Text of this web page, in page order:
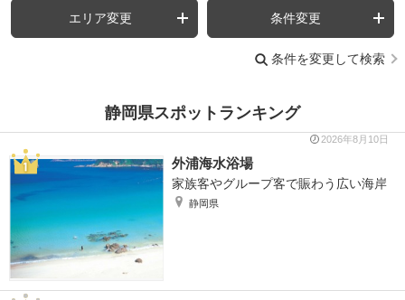
エリア変更 条件変更
条件を変更して検索
静岡県スポットランキング
2026年8月10日
外浦海水浴場
家族客やグループ客で賑わう広い海岸
静岡県